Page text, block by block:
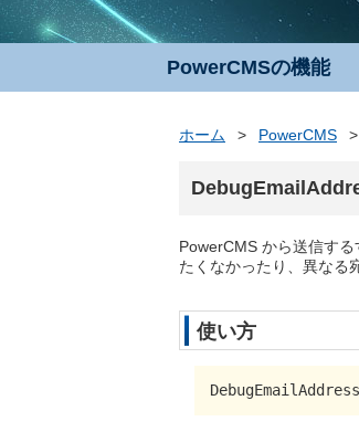
PowerCMSの機能
ホーム > PowerCMS >
PowerCMS から送信す
たくなかったり、異なる
使い方